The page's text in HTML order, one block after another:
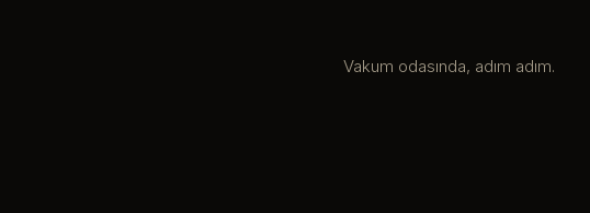
Vakum odasında, adım adım.